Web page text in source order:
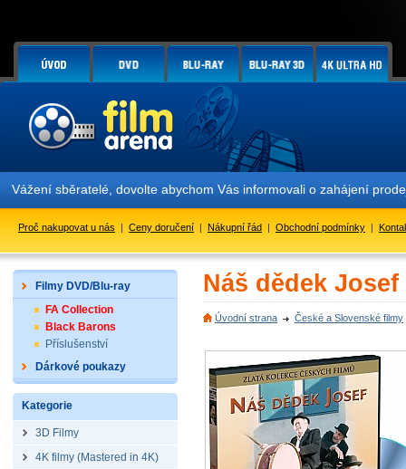
Vážení sběratelé, dovolte abychom Vás informovali o zahájení
Proč nakupovat u nás | Ceny doručení | Nákupní řád | Obchodní podmínky |
Filmy DVD/Blu-ray
FA Collection
Black Barons
Příslušenství
Dárkové poukazy
Kategorie
3D Filmy
4K filmy (Mastered in 4K)
Náš dědek Josef
Úvodní strana České a Slovenské filmy